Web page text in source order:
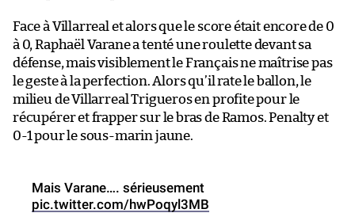
Face à Villarreal et alors que le score était encore de 0
à 0, Raphaël Varane a tenté une roulette devant sa
défense, mais visiblement le Français ne maîtrise pas
le geste à la perfection. Alors qu’il rate le ballon, le
milieu de Villarreal Trigueros en profite pour le
récupérer et frapper sur le bras de Ramos. Penalty et
0-1 pour le sous-marin jaune.
Mais Varane…. sérieusement
pic.twitter.com/hwPoqyl3MB